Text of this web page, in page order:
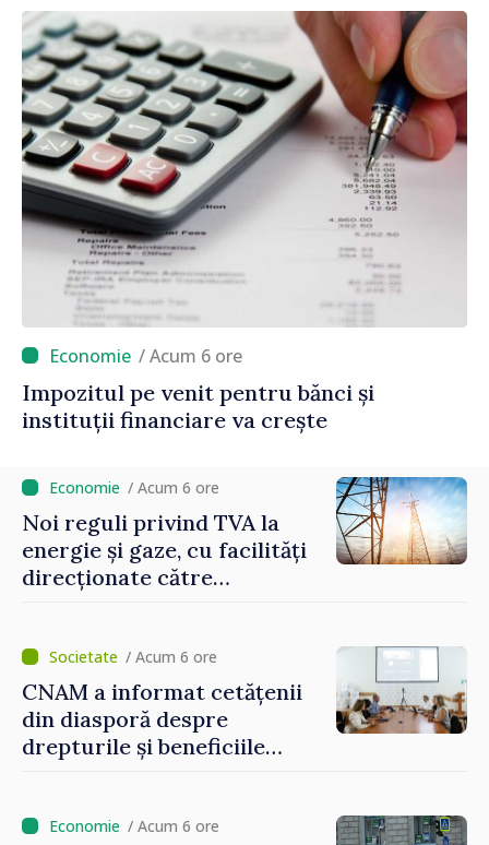
echitabilă
/ Acum 6 ore
Impozitul pe venit pentru bănci și
instituții financiare va crește
/ Acum 6 ore
Noi reguli privind TVA la
energie și gaze, cu facilități
direcționate către
/ Acum 6 ore
CNAM a informat cetățenii
din diasporă despre
drepturile și beneficiile
/ Acum 6 ore